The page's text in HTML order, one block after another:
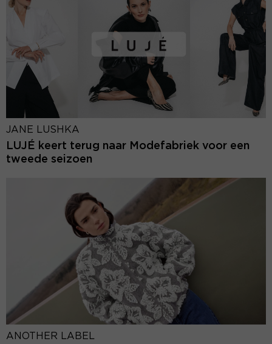
JANE LUSHKA
LUJÉ keert terug naar Modefabriek voor een
tweede seizoen
ANOTHER LABEL